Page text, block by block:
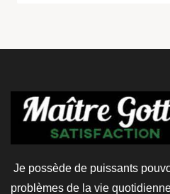
Je possède de puissants
problèmes de la vie